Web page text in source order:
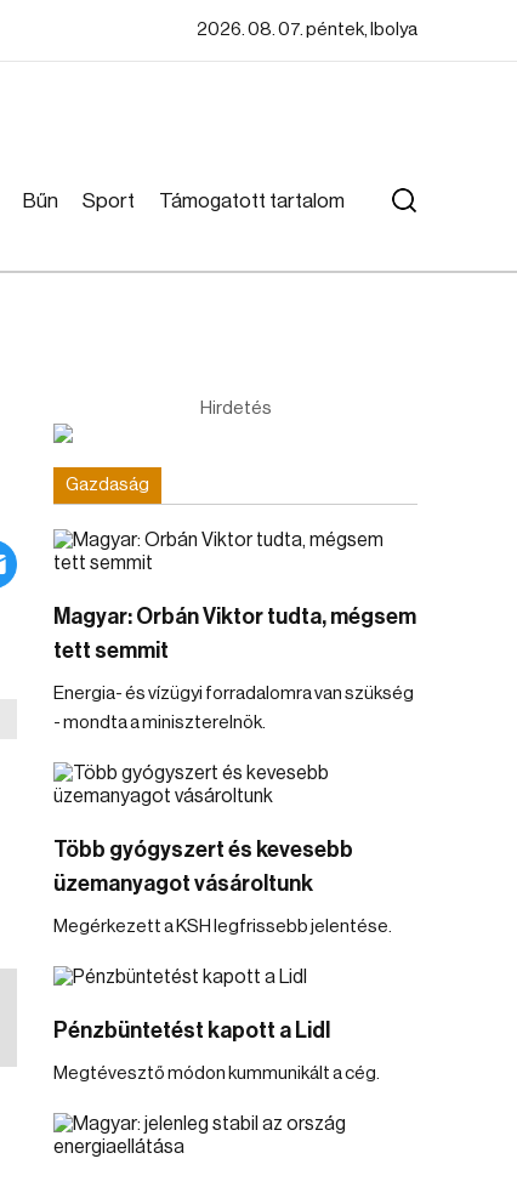
2026. 08. 07. péntek, Ibolya
Bűn Sport Támogatott tartalom
Hirdetés
Gazdaság
Magyar: Orbán Viktor tudta, mégsem
tett semmit
Energia- és vízügyi forradalomra van szükség
- mondta a miniszterelnök.
Több gyógyszert és kevesebb
üzemanyagot vásároltunk
Megérkezett a KSH legfrissebb jelentése.
Pénzbüntetést kapott a Lidl
Megtévesztő módon kummunikált a cég.